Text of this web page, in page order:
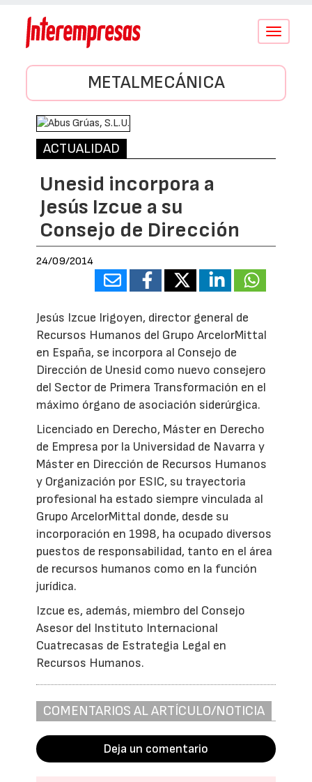
Conmutar
METALMECÁNICA
ACTUALIDAD
Unesid incorpora a
Jesús Izcue a su
Consejo de Dirección
24/09/2014
Jesús Izcue Irigoyen, director general de
Recursos Humanos del Grupo ArcelorMittal
en España, se incorpora al Consejo de
Dirección de Unesid como nuevo consejero
del Sector de Primera Transformación en el
máximo órgano de asociación siderúrgica.
Licenciado en Derecho, Máster en Derecho
de Empresa por la Universidad de Navarra y
Máster en Dirección de Recursos Humanos
y Organización por ESIC, su trayectoria
profesional ha estado siempre vinculada al
Grupo ArcelorMittal donde, desde su
incorporación en 1998, ha ocupado diversos
puestos de responsabilidad, tanto en el área
de recursos humanos como en la función
jurídica.
Izcue es, además, miembro del Consejo
Asesor del Instituto Internacional
Cuatrecasas de Estrategia Legal en
Recursos Humanos.
COMENTARIOS AL ARTÍCULO/NOTICIA
Deja un comentario